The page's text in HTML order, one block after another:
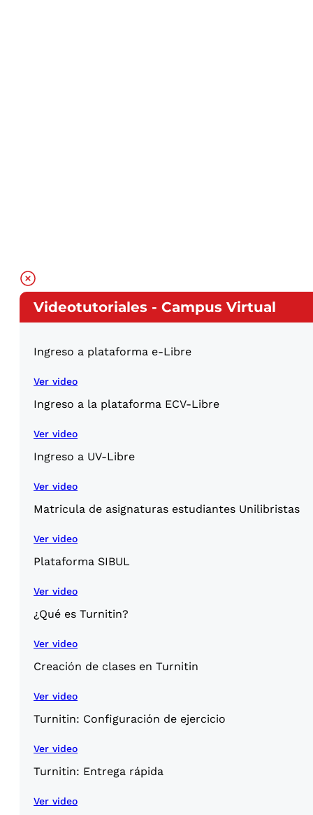
Videotutoriales - Campus Virtual
Ingreso a plataforma e-Libre
Ver video
Ingreso a la plataforma ECV-Libre
Ver video
Ingreso a UV-Libre
Ver video
Matricula de asignaturas estudiantes Unilibristas
Ver video
Plataforma SIBUL
Ver video
¿Qué es Turnitin?
Ver video
Creación de clases en Turnitin
Ver video
Turnitin: Configuración de ejercicio
Ver video
Turnitin: Entrega rápida
Ver video